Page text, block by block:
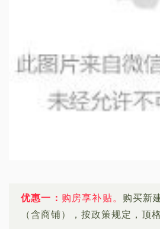
优惠一： 购房享补贴。 购买新
（含商铺），按政策规定，顶